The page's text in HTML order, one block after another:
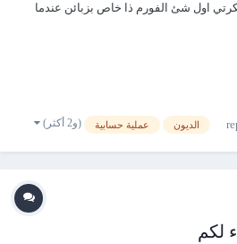
اول شئ الفورم ذا خاص بزبائن عندما
الديون عملية حسابية (و2 أكثر)
لكم